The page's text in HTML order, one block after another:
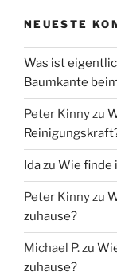
NEUESTE
Was ist
Baumkante
Peter Kinnyzu
Idazu Wie finde
Peter Kinnyzu
zuhause?
Michael P.zu
zuhause?